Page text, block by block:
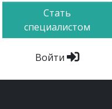
Стать
специалистом
Войти